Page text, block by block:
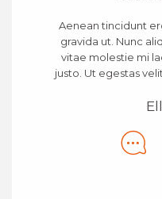
Aenean tincidunt
gravida ut. Nunc
vitae molestie mi
justo. Ut egestas